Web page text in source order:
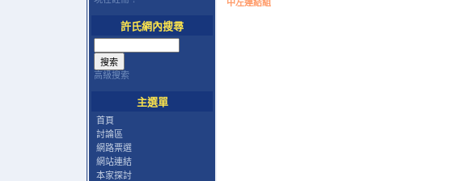
許氏網內搜尋
高級搜索
主選單
首頁
討論區
網路票選
網站連結
本家探討
中左連結組